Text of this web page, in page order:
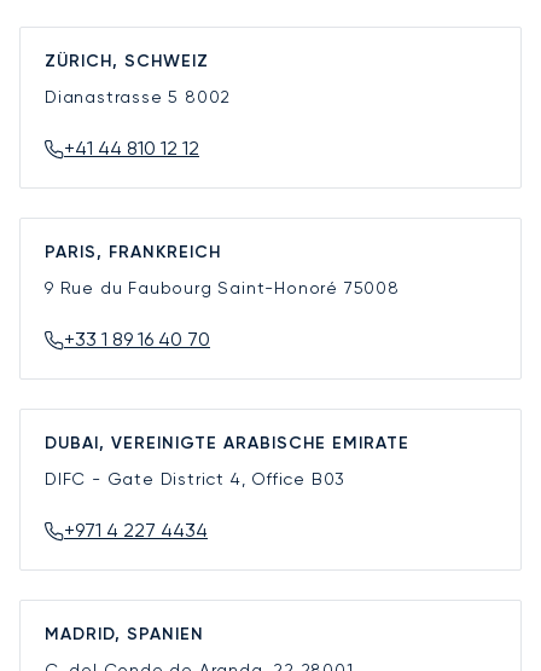
ZÜRICH, SCHWEIZ
Dianastrasse 5 8002
+41 44 810 12 12
PARIS, FRANKREICH
9 Rue du Faubourg Saint-Honoré 75008
+33 1 89 16 40 70
DUBAI, VEREINIGTE ARABISCHE EMIRATE
DIFC - Gate District 4, Office B03
+971 4 227 4434
MADRID, SPANIEN